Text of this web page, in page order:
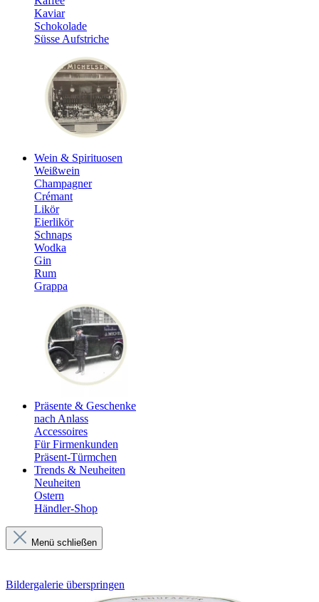
Kaviar
Schokolade
Süsse Aufstriche
Wein & Spirituosen
Weißwein
Champagner
Crémant
Likör
Eierlikör
Schnaps
Wodka
Gin
Rum
Grappa
Präsente & Geschenke
nach Anlass
Accessoires
Für Firmenkunden
Präsent-Türmchen
Trends & Neuheiten
Neuheiten
Ostern
Händler-Shop
Menü schließen
Bildergalerie überspringen